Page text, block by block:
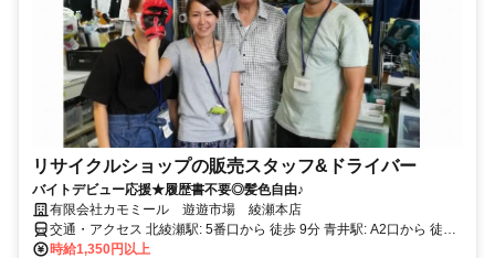
リサイクルショップの販売スタッフ&ドライバー
バイトデビュー応援★履歴書不要◎髪色自由♪
有限会社カモミール 遊遊市場 綾瀬本店
交通・アクセス 北綾瀬駅: 5番口から 徒歩 9分 青井駅: A2口から 徒歩
13分 綾瀬駅: 東口から 徒歩 16分
時給1,350円以上